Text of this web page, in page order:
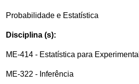
Probabilidade e Estatística
Disciplina (s):
ME-414 - Estatística para
ME-322 - Inferência